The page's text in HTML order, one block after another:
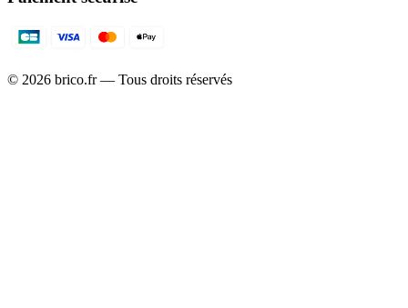
© 2026 brico.fr — Tous droits réservés